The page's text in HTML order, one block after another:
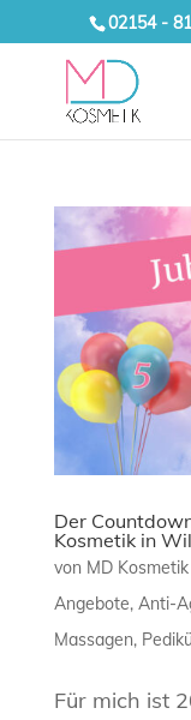
02154 -
Der
Kosmetik in
von MD Kosmetik
Angebote, Anti-
Massagen,
Für mich ist